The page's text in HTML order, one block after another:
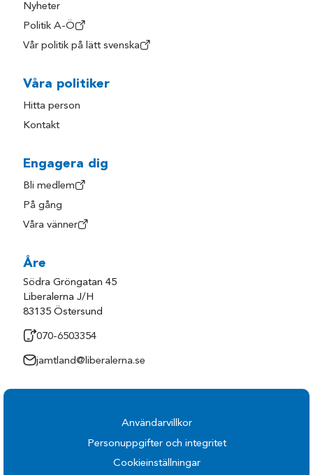
Nyheter
Politik A-Ö
Vår politik på lätt svenska
Våra politiker
Hitta person
Kontakt
Engagera dig
Bli medlem
På gång
Våra vänner
Åre
Södra Gröngatan 45
Liberalerna J/H
83135 Östersund
070-6503354
jamtland@liberalerna.se
Användarvillkor
Personuppgifter och integritet
Cookieinställningar